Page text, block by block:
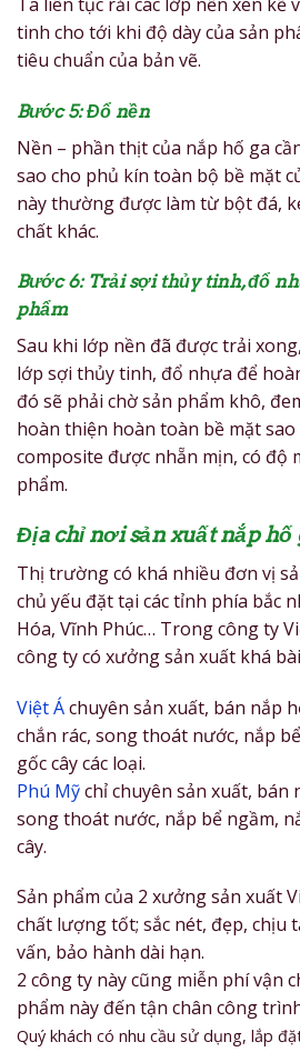
tinh cho tới khi độ dày của sản
tiêu chuẩn của bản vẽ.
Bước 5: Đổ nền
Nền – phần thịt của nắp hố ga
sao cho phủ kín toàn bộ bề mặt
này thường được làm từ bột đá,
chất khác.
Bước 6: Trải sợi thủy tinh, đổ
phẩm
Sau khi lớp nền đã được trải
lớp sợi thủy tinh, đổ nhựa để
đó sẽ phải chờ sản phẩm khô,
hoàn thiện hoàn toàn bề mặt
composite được nhẵn mịn, có độ
phẩm.
Địa chỉ nơi sản xuất nắp hố
Thị trường có khá nhiều đơn vị
chủ yếu đặt tại các tỉnh phía bắc
Hóa, Vĩnh Phúc… Trong công ty
công ty có xưởng sản xuất khá
Việt Áchuyên sản xuất, bán nắp
chắn rác, song thoát nước, nắp
gốc cây các loại.
Phú Mỹchỉ chuyên sản xuất, bán
song thoát nước, nắp bể ngầm,
cây.
Sản phẩm của 2 xưởng sản xuất
chất lượng tốt; sắc nét, đẹp, chịu
vấn, bảo hành dài hạn.
2 công ty này cũng miễn phí vận
phẩm này đến tận chân công
Quý khách có nhu cầu sử dụng, lắp